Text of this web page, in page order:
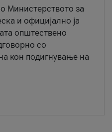
Министерството за
и официјално ја
општествено
со
кон подигнување на